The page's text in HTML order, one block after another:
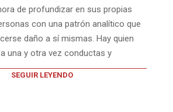
de profundizar en sus propias
con una patrón analítico que
daño a sí mismas. Hay quien
una y otra vez conductas y
SEGUIR LEYENDO